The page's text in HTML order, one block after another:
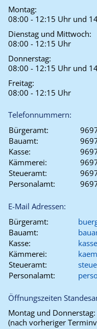
Montag:
08:00 - 12:15 Uhr und
Dienstag und Mittwoch:
08:00 - 12:15 Uhr
Donnerstag:
08:00 - 12:15 Uhr und
Freitag:
08:00 - 12:15 Uhr
Telefonnummern:
Bürgeramt:
Bauamt:
Kasse:
Kämmerei:
Steueramt:
Personalamt:
E-Mail Adressen:
Bürgeramt:
Bauamt:
Kasse:
Kämmerei:
Steueramt:
Personalamt:
Öffnungszeiten
Montag und Donnerstag:
(nach vorheriger